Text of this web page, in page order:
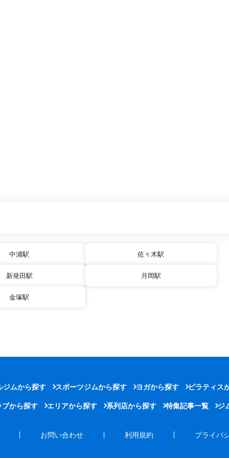
中浦駅 佐々木駅
新発田駅 月岡駅
金塚駅
ジムから探す スポーツジムから探す ヨガから探す ピラティス
から探す エリアから探す 系列店から探す 特集記事一覧 ジ
お問い合わせ 利用規約 プライバ